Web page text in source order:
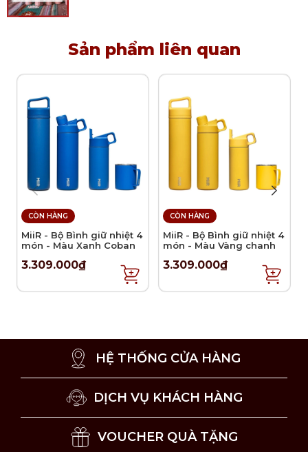
Hướng Dẫn Sử Dụng:
1) Lựa chọn hương thơm cho lọ khuếch tán tinh dầu
đầu để 2-3 que)
Mua Tinh Dầu Khuếch Tán khử mùi ẩm mốc
hương Aquatic & Powdery tại Kitchen Koncept
thương hiệu Maison Berger như: tinh dầu, đèn xông
tinh dầu, que khuếch tán, máy xông tinh dầu, kẹp
Sản phẩm liên quan
CÒN HÀNG
MiiR - Bộ Bình giữ nhiệt 4
món - Màu Xanh Coban
3.309.000₫
CÒN HÀNG
MiiR - Bộ Bình giữ nhiệt 4
món - Màu Vàng chanh
3.309.000₫
HỆ THỐNG CỬA HÀNG
DỊCH VỤ KHÁCH HÀNG
VOUCHER QUÀ TẶNG